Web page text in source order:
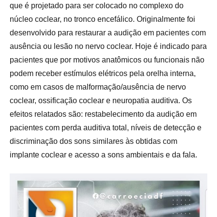
que é projetado para ser colocado no complexo do
núcleo coclear, no tronco encefálico. Originalmente foi
desenvolvido para restaurar a audição em pacientes com
ausência ou lesão no nervo coclear. Hoje é indicado para
pacientes que por motivos anatômicos ou funcionais não
podem receber estímulos elétricos pela orelha interna,
como em casos de malformação/ausência de nervo
coclear, ossificação coclear e neuropatia auditiva. Os
efeitos relatados são: restabelecimento da audição em
pacientes com perda auditiva total, níveis de detecção e
discriminação dos sons similares às obtidas com
implante coclear e acesso a sons ambientais e da fala.